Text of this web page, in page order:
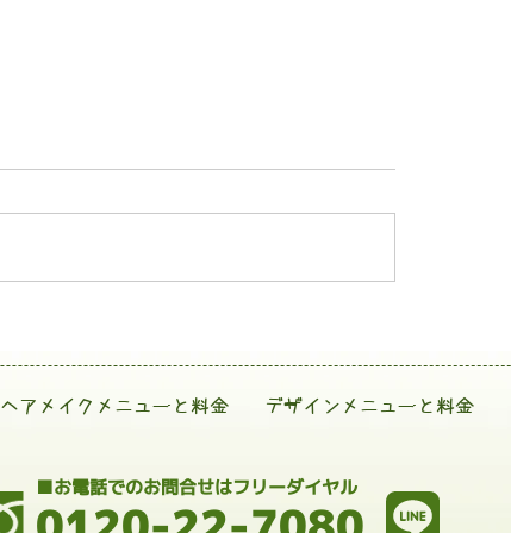
ヘアメイクメニューと料金 デザインメニューと料金
■お電話でのお問合せはフリーダイヤル